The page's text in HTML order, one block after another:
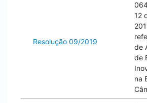
Resolução 09/2019
12
de
de
na